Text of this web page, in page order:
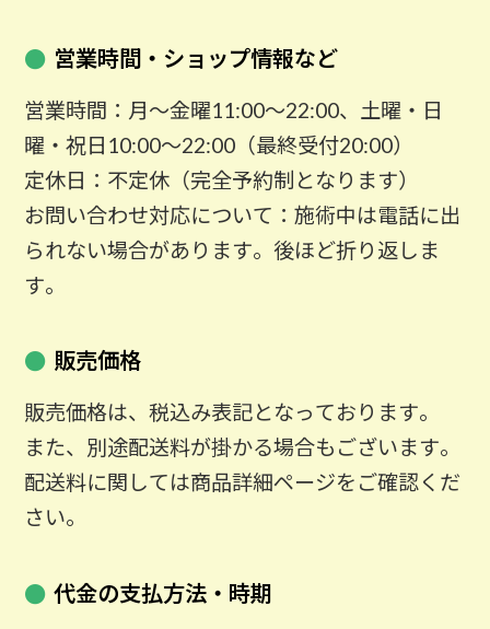
営業時間・ショップ情報など
営業時間：月～金曜11:00～22:00、土曜・日
曜・祝日10:00～22:00（最終受付20:00）
定休日：不定休（完全予約制となります）
お問い合わせ対応について：施術中は電話に出
られない場合があります。後ほど折り返しま
す。
販売価格
販売価格は、税込み表記となっております。
また、別途配送料が掛かる場合もございます。
配送料に関しては商品詳細ページをご確認くだ
さい。
代金の支払方法・時期